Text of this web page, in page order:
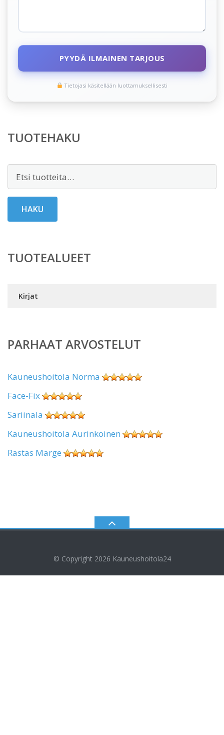
PYYDÄ ILMAINEN TARJOUS
Tietojasi käsitellään luottamuksellisesti
TUOTEHAKU
HAKU
TUOTEALUEET
Kirjat
PARHAAT ARVOSTELUT
Kauneushoitola Norma
Face-Fix
Sariinala
Kauneushoitola Aurinkoinen
Rastas Marge
© Copyright 2026 Kauneushoitola24